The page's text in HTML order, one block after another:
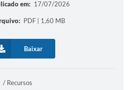
em: 17/07/2026
PDF | 1,60 MB
Baixar
Recursos